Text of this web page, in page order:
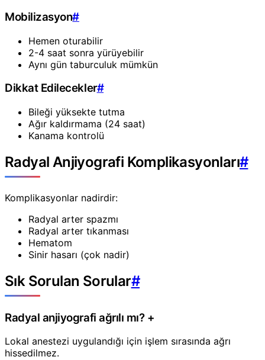
Mobilizasyon#
Hemen oturabilir
2-4 saat sonra yürüyebilir
Aynı gün taburculuk mümkün
Dikkat Edilecekler#
Bileği yüksekte tutma
Ağır kaldırmama (24 saat)
Kanama kontrolü
Radyal Anjiyografi Komplikasyonları#
Komplikasyonlar nadirdir:
Radyal arter spazmı
Radyal arter tıkanması
Hematom
Sinir hasarı (çok nadir)
Sık Sorulan Sorular#
Radyal anjiyografi ağrılı mı? +
Lokal anestezi uygulandığı için işlem sırasında ağrı
hissedilmez.